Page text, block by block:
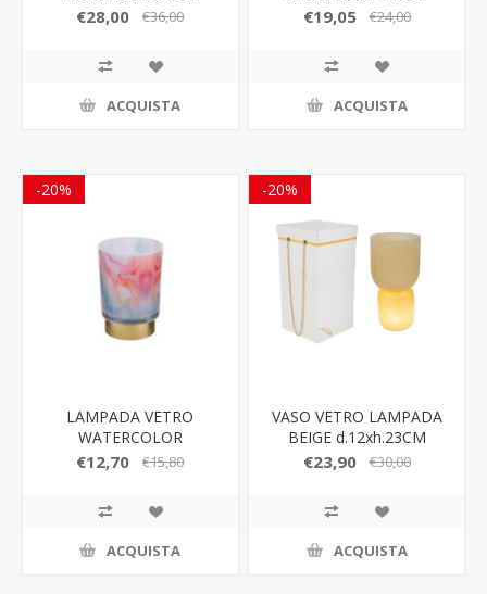
€28,00 €36,00
ACQUISTA
ROSE 189005
€19,05 €24,00
ACQUISTA
-20%
LAMPADA VETRO
WATERCOLOR
d.9xh.12,5cm C/SHOPPER
€12,70 €15,80
ACQUISTA
-20%
VASO VETRO LAMPADA
BEIGE d.12xh.23CM
C/BOX-ROSE 189005
€23,90 €30,00
ACQUISTA